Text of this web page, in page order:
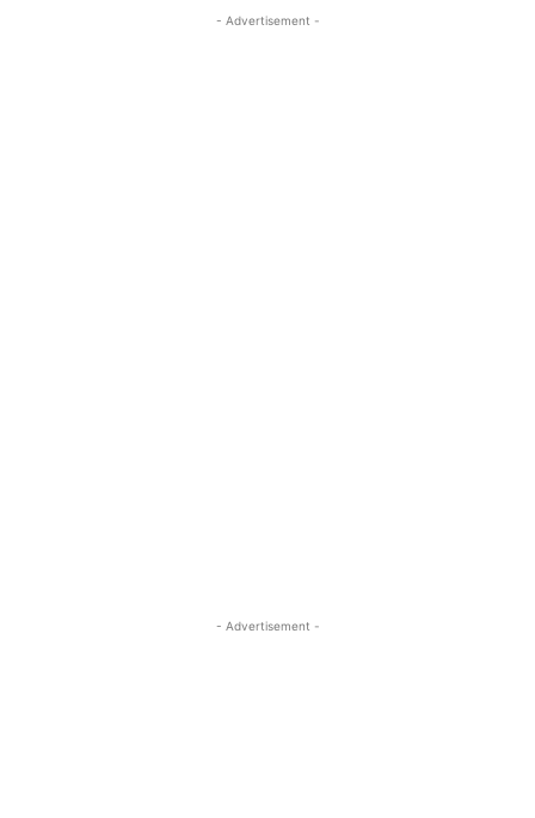
- Advertisement -
- Advertisement -